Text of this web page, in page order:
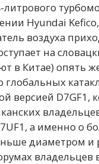
Hyundai
воздуха
на
в Китае) опять
версией
а именно о
диаметром и
владельцев